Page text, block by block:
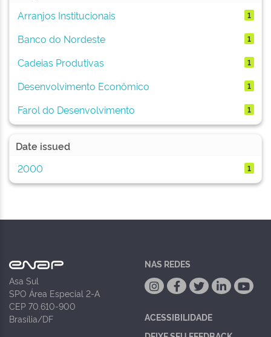
Arranjos Institucionais
1
Banco do Nordeste 1
Cadeias Produtivas 1
Desenvolvimento Econômico 1
Farol do Desenvolvimento 1
Date issued
2000
1
Asa Sul
SPO Área Especial 2-A
CEP 70.610-900
Brasília/DF
NAS REDES
ACESSIBILIDADE